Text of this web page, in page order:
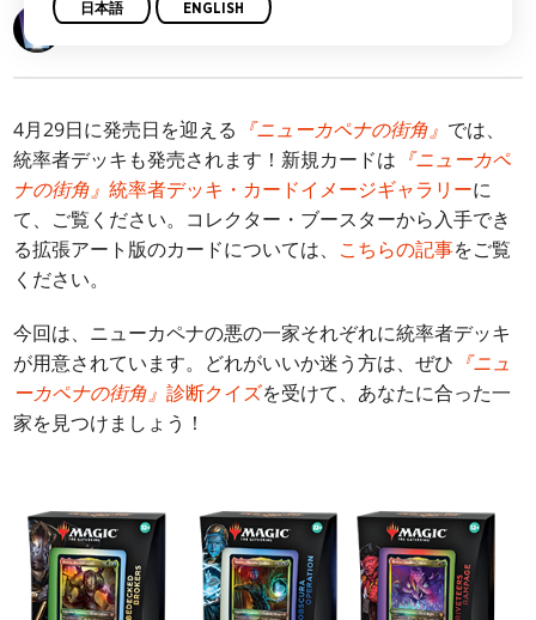
Wizards of the Coast
4月29日に発売日を迎える 『ニューカペナの街角』 では、
統率者デッキも発売されます！新規カードは 『ニューカペ
ナの街角』統率者デッキ・カードイメージギャラリーに
て、ご覧ください。コレクター・ブースターから入手でき
る拡張アート版のカードについては、 こちらの記事をご覧
ください。
今回は、ニューカペナの悪の一家それぞれに統率者デッキ
が用意されています。どれがいいか迷う方は、ぜひ 『ニュ
ーカペナの街角』診断クイズを受けて、あなたに合った一
家を見つけましょう！
日本語 ENGLISH